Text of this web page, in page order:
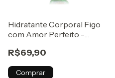
Hidratante Corporal Figo
com Amor Perfeito -
R$69,90
Comprar